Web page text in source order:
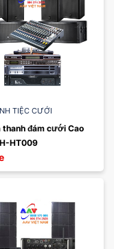
TIỆC CƯỚI
thanh đám cưới Cao
HT009